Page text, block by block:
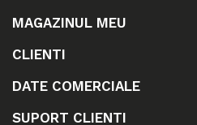
MAGAZINUL MEU
CLIENTI
DATE COMERCIALE
SUPORT CLIENTI